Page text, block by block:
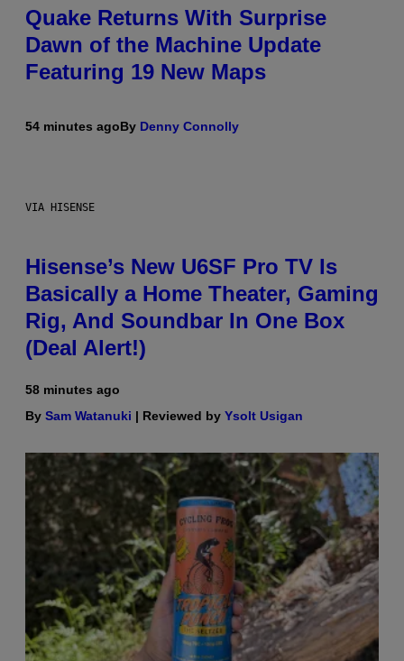
Quake Returns With Surprise
Dawn of the Machine Update
Featuring 19 New Maps
54 minutes agoBy Denny Connolly
VIA HISENSE
Hisense’s New U6SF Pro TV Is
Basically a Home Theater, Gaming
Rig, And Soundbar In One Box
(Deal Alert!)
58 minutes ago
By Sam Watanuki | Reviewed by Ysolt Usigan